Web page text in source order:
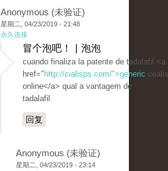
Anonymous (未验证)
星期二, 04/23/2019 - 21:48
永久连接
冒个泡吧！ | 泡泡
cuando finaliza la patente de tadalafil <a
href=" http://cialisps.com/">generic cealis
online</a> qual a vantagem do
tadalafil
回复
Anonymous (未验证)
星期二, 04/23/2019 - 23:14